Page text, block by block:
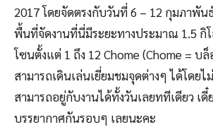
2017 โดยจัดตรงกับวันที่ 6 – 12 กุมภาพัน
พื้นที่จัดงานที่นี่มีระยะทางประมาณ 1.5 กิโ
โซนตั้งแต่ 1 ถึง 12 Chome (Chome = บล็
สามารถเดินเล่นเยี่ยมชมจุดต่างๆ ได้โดยไ
สามารถอยู่กับงานได้ทั้งวันเลยททีเดียว เดี๋
บรรยากาศกันรอบๆ เลยนะคะ